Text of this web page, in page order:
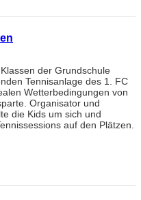
der Grundschule
Tennisanlage des 1. FC
Wetterbedingungen von
Organisator und
die Kids um sich und
auf den Plätzen.